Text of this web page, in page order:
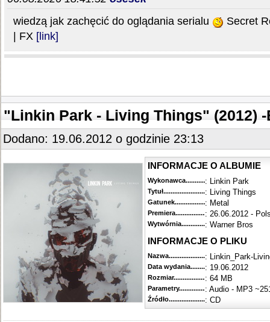
"Linkin Park - Living Things" (2012)
Dodano: 19.06.2012 o godzinie 23:13
INFORMACJE O ALBUMIE
Wykonawca.........................................
: Linkin Park
Tytuł............................................
: Living Things
Gatunek...........................................
: Metal
Premiera..........................................
: 26.06.2012 -
Wytwórnia........................................
: Warner Bros
INFORMACJE O PLIKU
Nazwa.............................................
: Linkin_Park-
Data wydania......................................
: 19.06.2012
Rozmiar...........................................
: 64 MB
Parametry.........................................
: Audio - MP3
Źródło.........................................
: CD